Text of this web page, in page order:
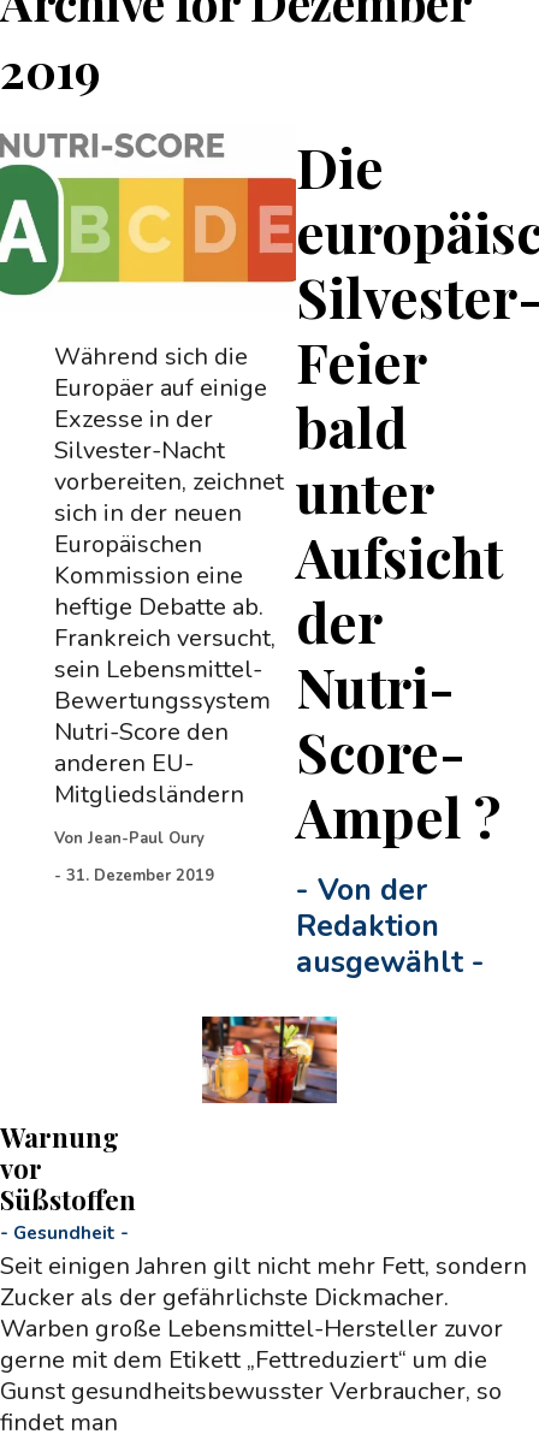
2019
Die
Feier
bald
unter
Aufsicht
der
Nutri-
Score-
Ampel ?
-Von der
Redaktion
ausgewählt -
Während sich die
Europäer auf einige
Exzesse in der
Silvester-Nacht
vorbereiten, zeichnet
sich in der neuen
Europäischen
Kommission eine
heftige Debatte ab.
Frankreich versucht,
sein Lebensmittel-
Bewertungssystem
Nutri-Score den
anderen EU-
Mitgliedsländern
Von Jean-Paul Oury
- 31. Dezember 2019
Warnung
vor
Süßstoffen
- Gesundheit -
Seit einigen Jahren gilt nicht mehr Fett, sondern
Zucker als der gefährlichste Dickmacher.
Warben große Lebensmittel-Hersteller zuvor
gerne mit dem Etikett „Fettreduziert“ um die
Gunst gesundheitsbewusster Verbraucher, so
findet man